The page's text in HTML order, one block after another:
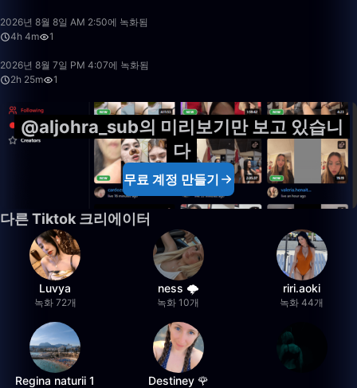
2026년 8월 8일 AM 2:50에 녹화됨
4h 4m
1
2026년 8월 7일 PM 4:07에 녹화됨
2h 25m
1
@aljohra_sub의 미리보기만 보고 있습니
다
무료 계정 만들기
다른 Tiktok 크리에이터
Luvya
녹화 72개
ness 🌩️
녹화 10개
riri.aoki
녹화 44개
Regina naturii 1 Destiney 🌹